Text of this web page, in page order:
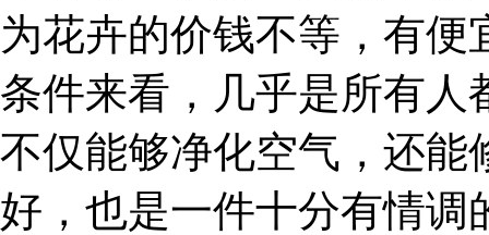
为花卉的价钱不等，有
条件来看，几乎是所有人
不仅能够净化空气，还能
好，也是一件十分有情